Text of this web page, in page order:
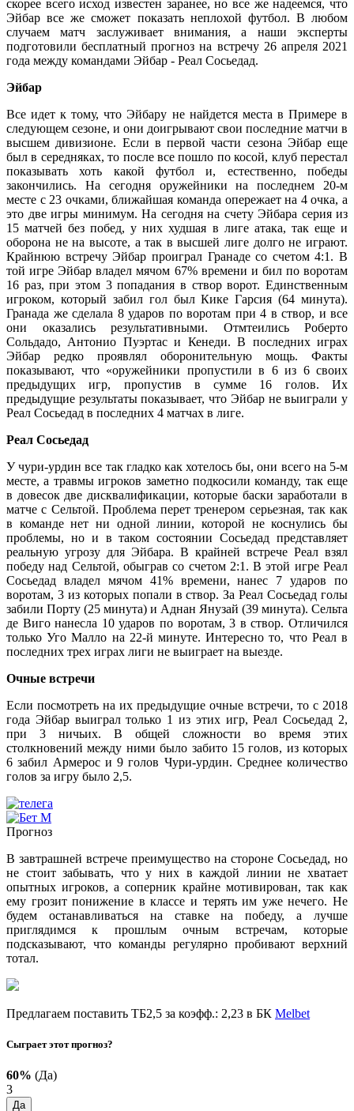
скорее всего исход известен заранее, но все же надеемся, что
Эйбар все же сможет показать неплохой футбол. В любом
случаем матч заслуживает внимания, а наши эксперты
подготовили бесплатный прогноз на встречу 26 апреля 2021
года между командами Эйбар - Реал Сосьедад.
Эйбар
Все идет к тому, что Эйбару не найдется места в Примере в
следующем сезоне, и они доигрывают свои последние матчи в
высшем дивизионе. Если в первой части сезона Эйбар еще
был в середняках, то после все пошло по косой, клуб перестал
показывать хоть какой футбол и, естественно, победы
закончились. На сегодня оружейники на последнем 20-м
месте с 23 очками, ближайшая команда опережает на 4 очка, а
это две игры минимум. На сегодня на счету Эйбара серия из
15 матчей без побед, у них худшая в лиге атака, так еще и
оборона не на высоте, а так в высшей лиге долго не играют.
Крайнюю встречу Эйбар проиграл Гранаде со счетом 4:1. В
той игре Эйбар владел мячом 67% времени и бил по воротам
16 раз, при этом 3 попадания в створ ворот. Единственным
игроком, который забил гол был Кике Гарсия (64 минута).
Гранада же сделала 8 ударов по воротам при 4 в створ, и все
они оказались результативными. Отмтеились Роберто
Сольдадо, Антонио Пуэртас и Кенеди. В последних играх
Эйбар редко проявлял оборонительную мощь. Факты
показывают, что «оружейники пропустили в 6 из 6 своих
предыдущих игр, пропустив в сумме 16 голов. Их
предыдущие результаты показывает, что Эйбар не выиграли у
Реал Сосьедад в последних 4 матчах в лиге.
Реал Сосьедад
У чури-урдин все так гладко как хотелось бы, они всего на 5-м
месте, а травмы игроков заметно подкосили команду, так еще
в довесок две дисквалификации, которые баски заработали в
матче с Сельтой. Проблема перет тренером серьезная, так как
в команде нет ни одной линии, которой не коснулись бы
проблемы, но и в таком состоянии Сосьедад представляет
реальную угрозу для Эйбара. В крайней встрече Реал взял
победу над Сельтой, обыграв со счетом 2:1. В этой игре Реал
Сосьедад владел мячом 41% времени, нанес 7 ударов по
воротам, 3 из которых попали в створ. За Реал Сосьедад голы
забили Порту (25 минута) и Аднан Янузай (39 минута). Сельта
де Виго нанесла 10 ударов по воротам, 3 в створ. Отличился
только Уго Малло на 22-й минуте. Интересно то, что Реал в
последних трех играх лиги не выиграет на выезде.
Очные встречи
Если посмотреть на их предыдущие очные встречи, то с 2018
года Эйбар выиграл только 1 из этих игр, Реал Сосьедад 2,
при 3 ничьих. В общей сложности во время этих
столкновений между ними было забито 15 голов, из которых
6 забил Армерос и 9 голов Чури-урдин. Среднее количество
голов за игру было 2,5.
Прогноз
В завтрашней встрече преимущество на стороне Сосьедад, но
не стоит забывать, что у них в каждой линии не хватает
опытных игроков, а соперник крайне мотивирован, так как
ему грозит понижение в классе и терять им уже нечего. Не
будем останавливаться на ставке на победу, а лучше
приглядимся к прошлым очным встречам, которые
подсказывают, что команды регулярно пробивают верхний
тотал.
Предлагаем поставить ТБ2,5 за коэфф.: 2,23 в БК Melbet
Сыграет этот прогноз?
60% (Да)
3
Да